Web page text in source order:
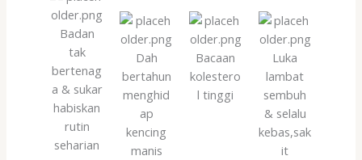
Badan
tak
bertenag
a & sukar
habiskan
rutin
seharian
Dah
bertahun
menghid
ap
kencing
manis
Bacaan
kolestero
l tinggi
Luka
lambat
sembuh
& selalu
kebas,sak
it